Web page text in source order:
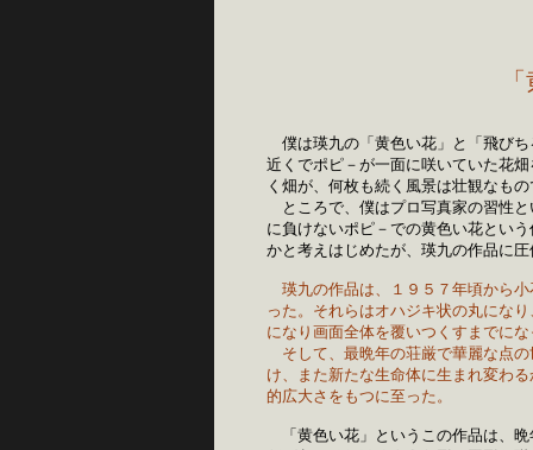
僕は瑛九の「黄色い花」と「飛び
近くでポピ－が一面に咲いていた花
く畑が、何枚も続く風景は壮観なも
ところで、僕はプロ写真家の習性
に負けないポピ－での黄色い花とい
かと考えはじめたが、瑛九の作品に
瑛九の作品は、１９５７年頃から
った。それらはオハジキ状の丸にな
になり画面全体を覆いつくすまでにな
そして、最晩年の荘厳で華麗な点
け、また新たな生命体に生まれ変わ
的広大さをもつに至った。
「黄色い花」というこの作品は、